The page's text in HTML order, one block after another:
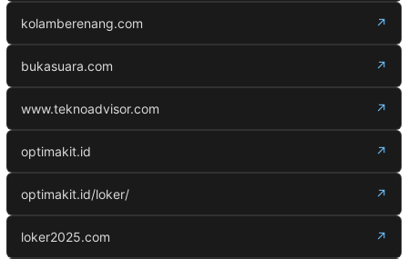
kolamberenang.com ↗
bukasuara.com ↗
www.teknoadvisor.com ↗
optimakit.id ↗
optimakit.id/loker/ ↗
loker2025.com ↗